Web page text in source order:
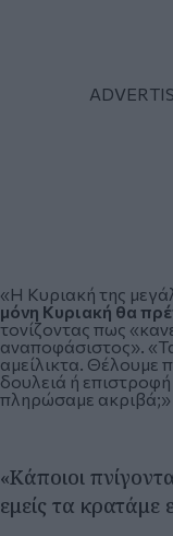
«Η Κυριακή της
μόνη Κυριακή θα
τονίζοντας πως
αναποφάσιστος».
αμείλικτα. Θέλουμε
δουλειά ή
πληρώσαμε ακριβά;»
«Κάποιοι
εμείς τα κρατάμε